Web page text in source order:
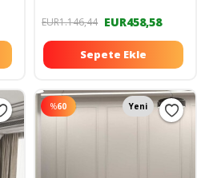
EUR1.146,44 EUR458,58
Sepete Ekle
%60 Yeni